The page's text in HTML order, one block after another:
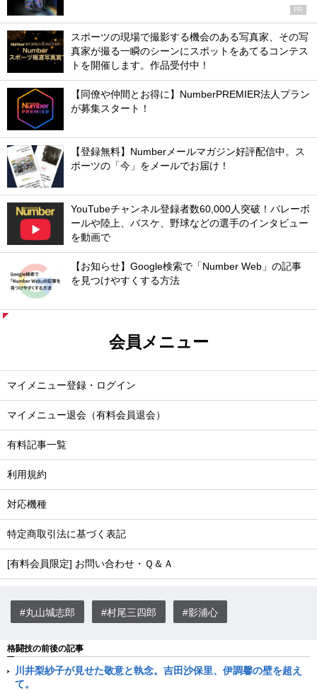
PR
スポーツの現場で撮影する機会のある写真家、その写
真家が撮る一瞬のシーンにスポットをあてるコンテス
トを開催します。作品受付中！
【同僚や仲間とお得に】NumberPREMIER法人プラン
が募集スタート！
【登録無料】Numberメールマガジン好評配信中。ス
ポーツの「今」をメールでお届け！
YouTubeチャンネル登録者数60,000人突破！バレーボ
ールや陸上、バスケ、野球などの選手のインタビュー
を動画で
【お知らせ】Google検索で「Number Web」の記事
を見つけやすくする方法
会員メニュー
マイメニュー登録・ログイン
マイメニュー退会（有料会員退会）
有料記事一覧
利用規約
対応機種
特定商取引法に基づく表記
[有料会員限定] お問い合わせ・Ｑ＆Ａ
#丸山城志郎 #村尾三四郎 #影浦心
格闘技の前後の記事
川井梨紗子が見せた敬意と執念。吉田沙保里、伊調馨の壁を超え
て。